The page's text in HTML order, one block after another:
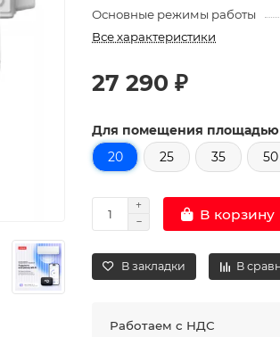
Основные режимы работы
Все характеристики
27 290 ₽
Для помещения площадью
20
25 35 50
В корзину
В закладки В
Работаем с НДС